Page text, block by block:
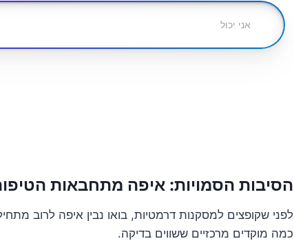
הסיבות הסמויות: איפה מתחבאות
לפני שקופצים למסקנות דרמטיות, בואו נבין איפה לרוב
כמה מוקדים מרכזיים ששווים בדיקה.